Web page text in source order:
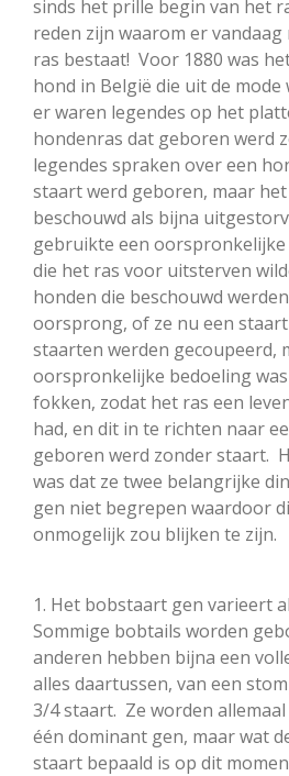
sinds het prille begin van het
reden zijn waarom er
ras bestaat! Voor 1880 was
hond in België die uit de
er waren legendes op het
hondenras dat geboren werd
legendes spraken over een
staart werd geboren, maar
beschouwd als bijna
gebruikte een
die het ras voor uitsterven
honden die beschouwd
oorsprong, of ze nu een
staarten werden gecoupeerd,
oorspronkelijke bedoeling
fokken, zodat het ras een
had, en dit in te richten naar
geboren werd zonder staart.
was dat ze twee belangrijke
gen niet begrepen waardoor
onmogelijk zou blijken te zijn.
1. Het bobstaart gen varieert
Sommige bobtails worden
anderen hebben bijna een
alles daartussen, van een
3/4 staart. Ze worden
één dominant gen, maar wat
staart bepaald is op dit